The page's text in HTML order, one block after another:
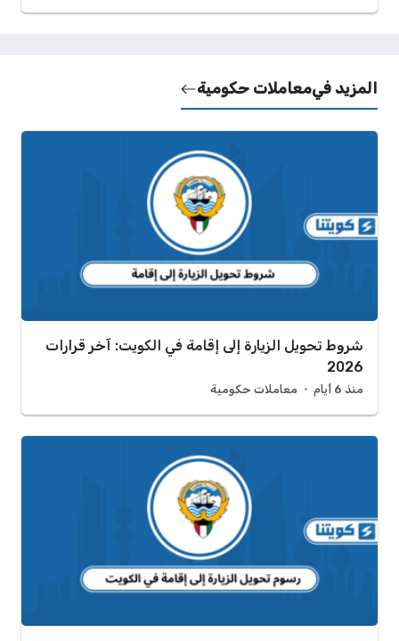
المزيد فيمعاملات حكومية
شروط تحويل الزيارة إلى إقامة في الكويت: آخر قرارات
2026
منذ 6 أيام معاملات حكومية